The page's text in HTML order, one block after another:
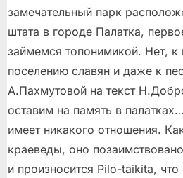
замечательный парк
штата в городе Палатка,
займемся топонимикой. Нет,
поселению славян и даже к
А.Пахмутовой на текст
оставим на память в
имеет никакого отношения.
краеведы, оно
и произносится Pilo-taikita, что